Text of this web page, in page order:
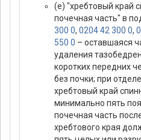
(е) "хребтовый край
почечная часть" в
300 0, 0204 42 300 0,
550 0 – оставшаяся
удаления
коротких передних
без почки; при
хребтовый край
минимально пять
почечная часть
хребтового края